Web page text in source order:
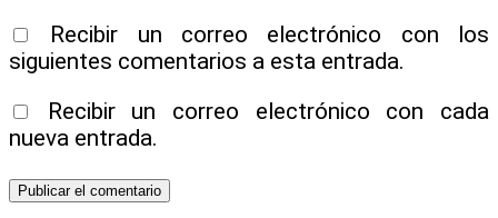
Recibir un correo electrónico con los
siguientes comentarios a esta entrada.
Recibir un correo electrónico con cada
nueva entrada.